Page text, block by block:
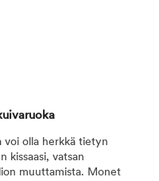
voi olla herkkä tietyn
kissaasi, vatsan
muuttamista. Monet